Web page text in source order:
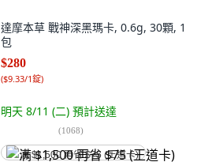
達摩本草 戰神深黑瑪卡, 0.6g, 30顆, 1
包
$280
($9.33/1錠)
明天 8/11 (二) 預計送達
(1068)
满 $1,500 再省 $75 (王道卡)